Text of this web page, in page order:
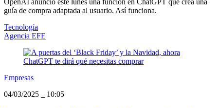
OpenAI anunció este lunes una función en ChatGPT que crea una
guía de compra adaptada al usuario. Así funciona.
Tecnología
Agencia EFE
Empresas
04/03/2025
10:05